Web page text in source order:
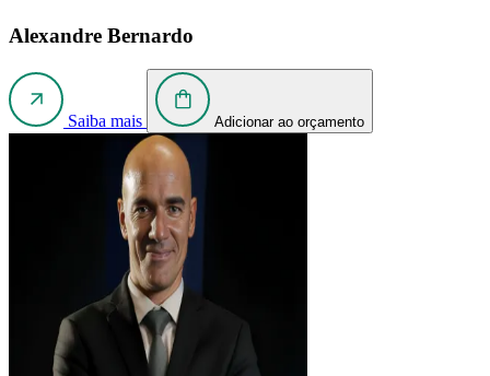
Alexandre Bernardo
Saiba mais Adicionar ao orçamento